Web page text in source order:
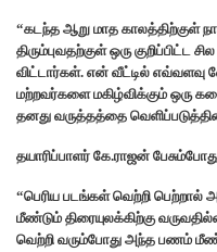
“கடந்த ஆறு மாத காலத்திற்குள்
திரும்புவதற்குள் ஒரு
விட்டார்கள். என் வீட்டில் எவ்வளவு
மற்றவர்களை மகிழ்விக்கும் ஒரு
தனது வருத்தத்தை
தயாரிப்பாளர் கே.ராஜன்
“பெரிய படங்கள் வெற்றி
மீண்டும் திரையுலக்கிற்கு
வெற்றி வரும்போது அந்த பணம்